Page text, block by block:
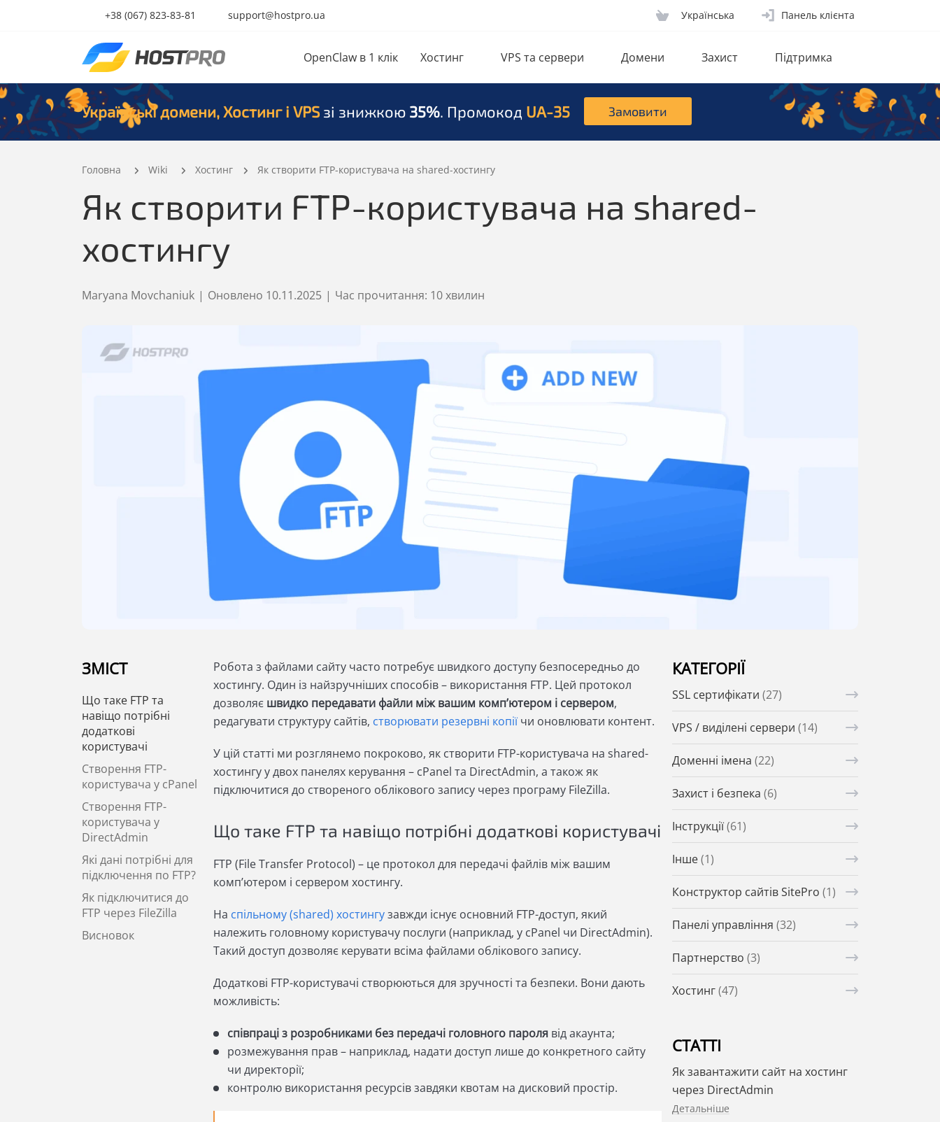
+38 (067) 823-83-81 support@hostpro.ua Українська Панель клієнта
OpenClaw в 1 клік Хостинг VPS та сервери Домени Захист Підтримка
Українські домени, Хостинг і VPS зі знижкою 35%. Промокод UA-35 Замовити
Головна Wiki Хостинг Як створити FTP-користувача на shared-хостингу
Як створити FTP-користувача на shared-
хостингу
Maryana Movchaniuk | Оновлено 10.11.2025 | Час прочитання: 10 хвилин
ЗМІСТ
Що таке FTP та
навіщо потрібні
додаткові
користувачі
Створення FTP-
користувача у cPanel
Створення FTP-
користувача у
DirectAdmin
Які дані потрібні для
підключення по FTP?
Як підключитися до
FTP через FileZilla
Висновок
Робота з файлами сайту часто потребує швидкого доступу безпосередньо до
хостингу. Один із найзручніших способів – використання FTP. Цей протокол
дозволяє швидко передавати файли між вашим комп’ютером і сервером,
редагувати структуру сайтів, створювати резервні копіїчи оновлювати контент.
У цій статті ми розглянемо покроково, як створити FTP-користувача на shared-
хостингу у двох панелях керування – cPanel та DirectAdmin, а також як
підключитися до створеного облікового запису через програму FileZilla.
Що таке FTP та навіщо потрібні додаткові користувачі
FTP (File Transfer Protocol) – це протокол для передачі файлів між вашим
комп’ютером і сервером хостингу.
На спільному (shared) хостингузавжди існує основний FTP-доступ, який
належить головному користувачу послуги (наприклад, у cPanel чи DirectAdmin).
Такий доступ дозволяє керувати всіма файлами облікового запису.
Додаткові FTP-користувачі створюються для зручності та безпеки. Вони дають
можливість:
співпраці з розробниками без передачі головного паролявід акаунта;
розмежування прав – наприклад, надати доступ лише до конкретного сайту
чи директорії;
контролю використання ресурсів завдяки квотам на дисковий простір.
КАТЕГОРІЇ
SSL сертифікати (27)
VPS / виділені сервери (14)
Доменні імена (22)
Захист і безпека (6)
Інструкції(61)
Інше(1)
Конструктор сайтів SitePro (1)
Панелі управління (32)
Партнерство (3)
Хостинг(47)
СТАТТІ
Як завантажити сайт на хостинг
через DirectAdmin
Детальніше